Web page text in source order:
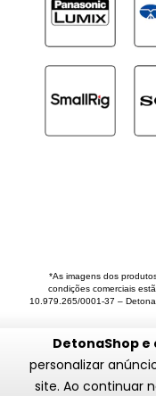
DetonaShop e
personalizar
site. Ao continuar
*As imagens dos
condições comerciais
10.979.265/0001-37 –